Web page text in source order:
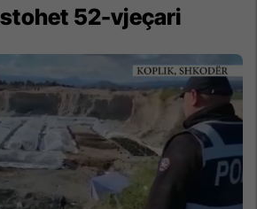
52-vjeçari